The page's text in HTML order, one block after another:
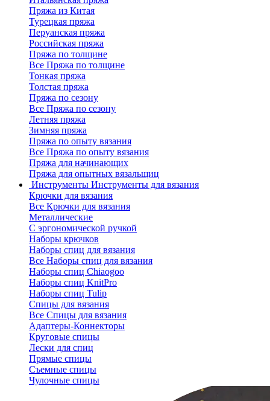
Пряжа из Китая
Турецкая пряжа
Перуанская пряжа
Российская пряжа
Пряжа по толщине
Все Пряжа по толщине
Тонкая пряжа
Толстая пряжа
Пряжа по сезону
Все Пряжа по сезону
Летняя пряжа
Зимняя пряжа
Пряжа по опыту вязания
Все Пряжа по опыту вязания
Пряжа для начинающих
Пряжа для опытных вязальщиц
Инструменты Инструменты для вязания
Крючки для вязания
Все Крючки для вязания
Металлические
С эргономической ручкой
Наборы крючков
Наборы спиц для вязания
Все Наборы спиц для вязания
Наборы спиц Chiaogoo
Наборы спиц KnitPro
Наборы спиц Tulip
Спицы для вязания
Все Спицы для вязания
Адаптеры-Коннекторы
Круговые спицы
Лески для спиц
Прямые спицы
Съемные спицы
Чулочные спицы